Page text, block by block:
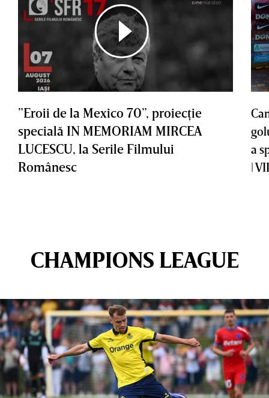
”Eroii de la Mexico 70”, proiecţie
specială IN MEMORIAM MIRCEA
LUCESCU, la Serile Filmului
Românesc
a
|
CHAMPIONS LEAGUE